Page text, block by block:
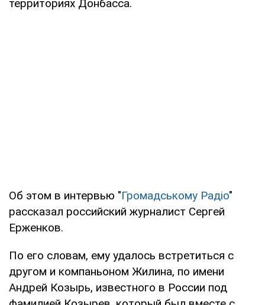
территориях Донбасса.
Об этом в интервью "Громадському Радіо"
рассказал российский журналист Сергей
Ерженков.
По его словам, ему удалось встретиться с
другом и компаньоном Жилина, по имени
Андрей Козырь, известного в России под